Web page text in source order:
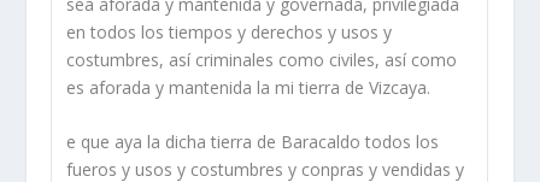
en todos los tiempos y derechos y usos y
costumbres, así­ criminales como civiles, así­ como
es aforada y mantenida la mi tierra de Vizcaya.
e que aya la dicha tierra de Baracaldo todos los
fueros y usos y costumbres y conpras y vendidas y